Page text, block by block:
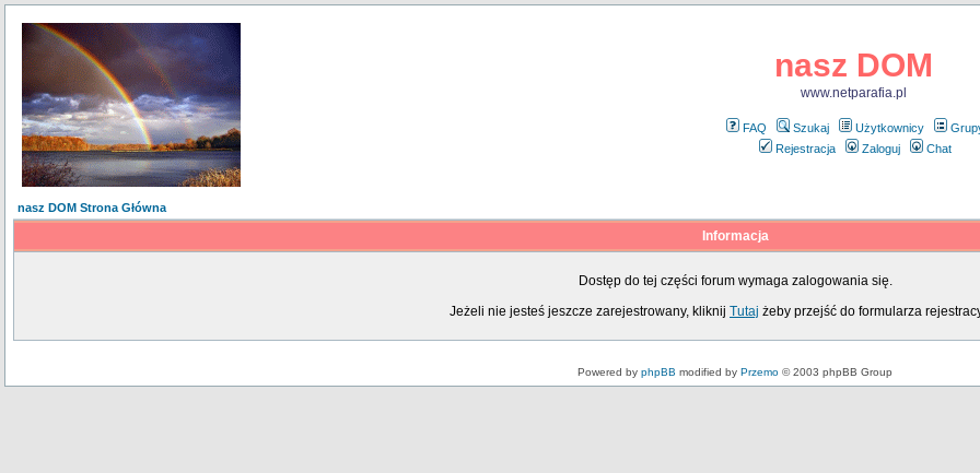
nasz DOM
www.netparafia.pl
FAQ Szukaj Użytkownicy
Rejestracja
Zaloguj Chat
nasz DOM Strona Główna
Informacja
Dostęp do tej części forum wymaga zalogowania się.
Jeżeli nie jesteś jeszcze zarejestrowany, kliknij Tutaj żeby przejść do formularza
Powered by phpBB modified by Przemo © 2003 phpBB Group